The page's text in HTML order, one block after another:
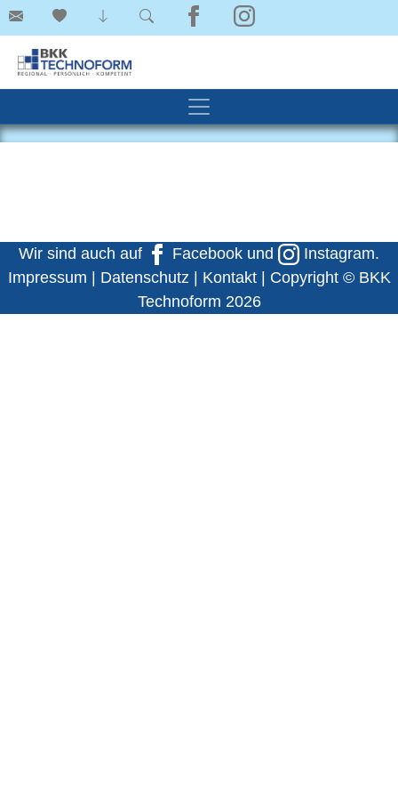
Wir sind auch auf Facebook und Instagram.
Impressum
Datenschutz| Kontakt| Copyright © BKK
Technoform 2026